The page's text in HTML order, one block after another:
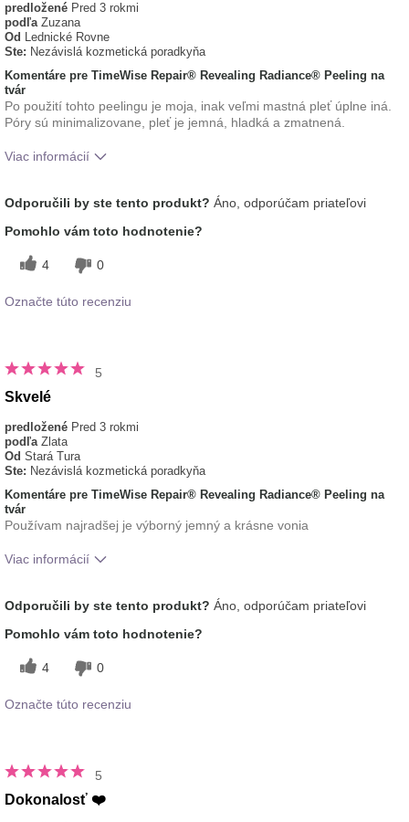
predložené Pred 3 rokmi
podľa Zuzana
Od Lednické Rovne
Ste: Nezávislá kozmetická poradkyňa
Komentáre pre TimeWise Repair® Revealing Radiance® Peeling na
tvár
Po použití tohto peelingu je moja, inak veľmi mastná pleť úplne iná.
Póry sú minimalizovane, pleť je jemná, hladká a zmatnená.
Viac informácií
používaním tohto prípravku?
pocit na pokožke
typ pleti
Odporučili by ste tento produkt? Áno, odporúčam priateľovi
Pomohlo vám toto hodnotenie?
4 0
Označte túto recenziu
5
Skvelé
predložené Pred 3 rokmi
podľa Zlata
Od Stará Tura
Ste: Nezávislá kozmetická poradkyňa
Komentáre pre TimeWise Repair® Revealing Radiance® Peeling na
tvár
Používam najradšej je výborný jemný a krásne vonia
Viac informácií
používaním tohto
prípravku?
Osviežujúci, Príjemný pocit na
pokožke
Odporučili by ste tento produkt? Áno, odporúčam priateľovi
Pomohlo vám toto hodnotenie?
4 0
Označte túto recenziu
5
Dokonalosť ❤️